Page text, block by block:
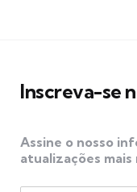
Inscreva-se
Assine o nosso
atualizações